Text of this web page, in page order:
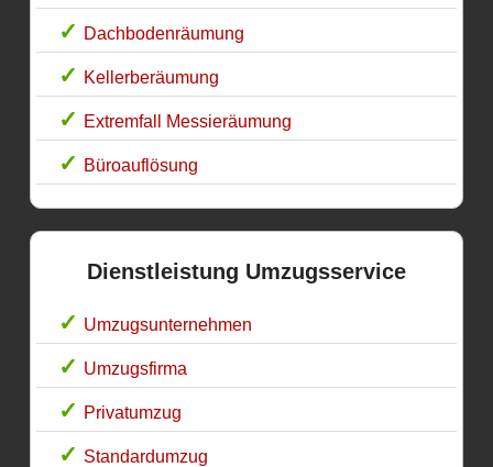
Dachbodenräumung
Kellerberäumung
Extremfall Messieräumung
Büroauflösung
Dienstleistung Umzugsservice
Umzugsunternehmen
Umzugsfirma
Privatumzug
Standardumzug